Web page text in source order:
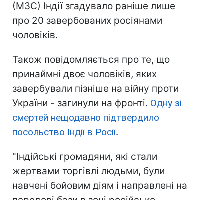
(МЗС) Індії згадувало раніше лише
про 20 завербованих росіянами
чоловіків.
Також повідомляється про те, що
принаймні двоє чоловіків, яких
завербували пізніше на війну проти
України - загинули на фронті. Одну зі
смертей нещодавно підтвердило
посольство Індії в Росії.
"Індійські громадяни, які стали
жертвами торгівлі людьми, були
навчені бойовим діям і направлені на